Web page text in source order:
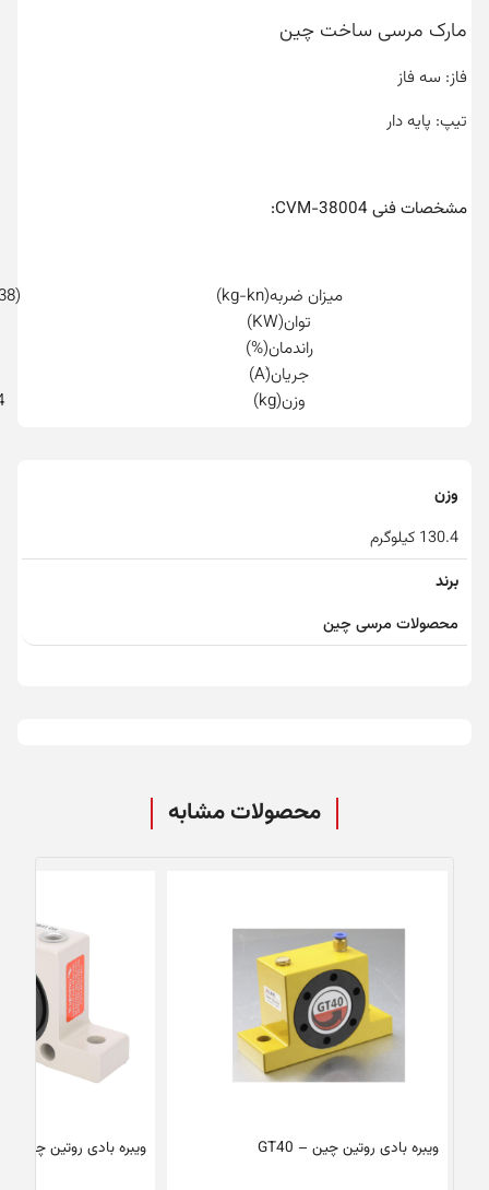
مارک مرسی ساخت چین
فاز: سه فاز
تیپ: پایه دار
مشخصات فنی CVM-38004:
میزان ضربه(kg-kn)
(3830-38)
توان(KW)
راندمان(%)
جریان(َA)
وزن(kg)
وزن
130.4 کیلوگرم
برند
محصولات مرسی چین
محصولات مشابه
ویبره بادی روتین چین – GT40 ویبره بادی روتین چین – K16